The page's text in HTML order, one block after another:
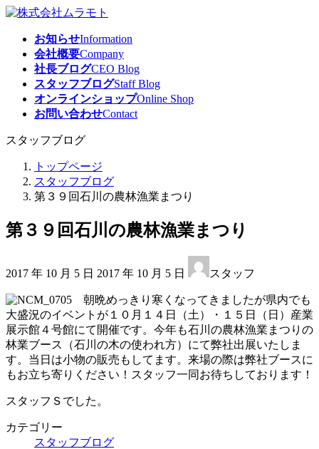
コ
プ
ナ
動
お知らせInformation
会社概要Company
社長ブログCEO Blog
スタッフブログStaff Blog
オンラインショップOnline Shop
お問い合わせContact
スタッフブログ
トップページ
スタッフブログ
第３９回石川の農林漁業まつり
第３９回石川の農林漁業まつり
2017 年 10 月 5 日 終
更
新
日
時
:
2017 年 10 月 5 日 スタッフ
朝晩めっきり寒くなってきましたが県内でも
大盛況のイベントが１０月１４日（土）・１５日（日）産業
展示館４号館にて開催です。今年も石川の農林漁業まつりの
林業ブース（石川の木の使われ方）にて弊社出展いたしま
す。当日は小物の販売もしてます。来場の際は弊社ブースに
もお立ち寄りください！スタッフ一同お待ちしております！
スタッフＳでした。
カテゴリー
スタッフブログ